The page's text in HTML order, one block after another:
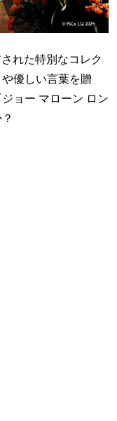
れた特別なコレク
優しい言葉を贈
ョー マローン ロン